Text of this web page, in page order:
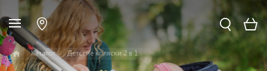
Каталог Детские коляски 2 в 1